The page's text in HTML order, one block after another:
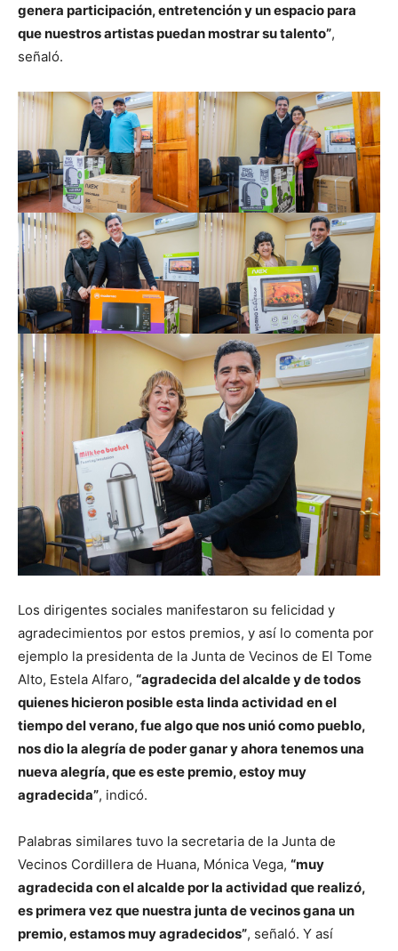
genera participación, entretención y un espacio para
que nuestros artistas puedan mostrar su talento”,
señaló.
Los dirigentes sociales manifestaron su felicidad y
agradecimientos por estos premios, y así lo comenta por
ejemplo la presidenta de la Junta de Vecinos de El Tome
Alto, Estela Alfaro, “agradecida del alcalde y de todos
quienes hicieron posible esta linda actividad en el
tiempo del verano, fue algo que nos unió como pueblo,
nos dio la alegría de poder ganar y ahora tenemos una
nueva alegría, que es este premio, estoy muy
agradecida”, indicó.
Palabras similares tuvo la secretaria de la Junta de
Vecinos Cordillera de Huana, Mónica Vega, “muy
agradecida con el alcalde por la actividad que realizó,
es primera vez que nuestra junta de vecinos gana un
premio, estamos muy agradecidos”, señaló. Y así